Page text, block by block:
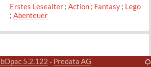
Erstes Lesealter; Action; Fantasy; Lego
; Abenteuer
5.2.122 - Predata AG